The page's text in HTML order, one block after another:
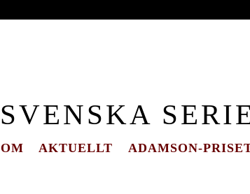
SVENSKA
OM AKTUELLT ADAMSON-